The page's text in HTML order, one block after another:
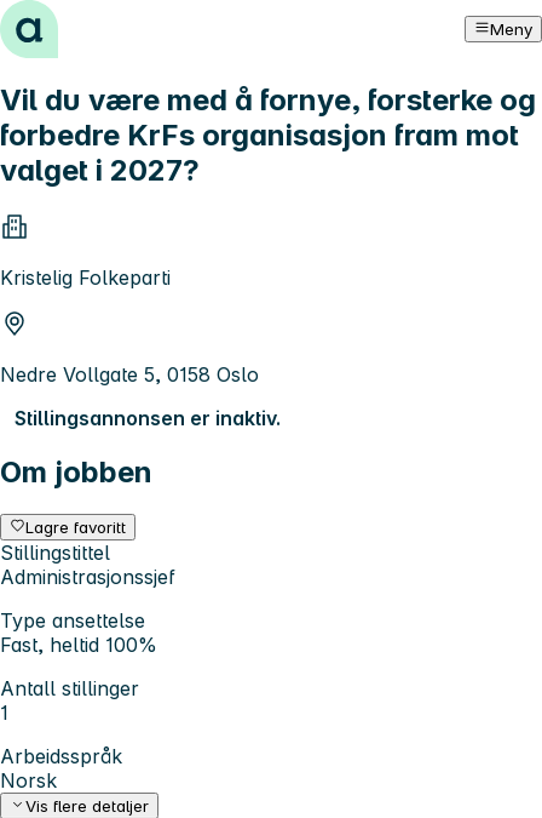
Hopp til innhold Meny
Vil du være med å fornye, forsterke og
forbedre KrFs organisasjon fram mot
valget i 2027?
Kristelig Folkeparti
Nedre Vollgate 5, 0158 Oslo
Stillingsannonsen er inaktiv.
Om jobben
Lagre favoritt
Stillingstittel
Administrasjonssjef
Type ansettelse
Fast, heltid 100%
Antall stillinger
1
Arbeidsspråk
Norsk
Vis flere detaljer